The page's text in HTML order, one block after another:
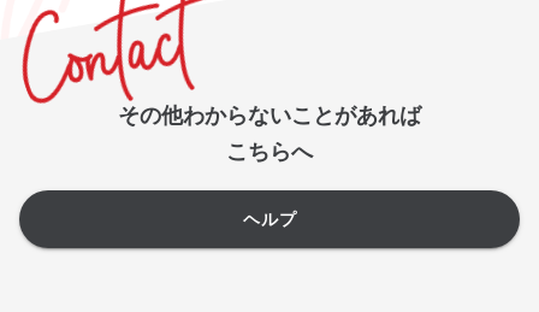
その他わからないことがあれば
こちらへ
ヘルプ